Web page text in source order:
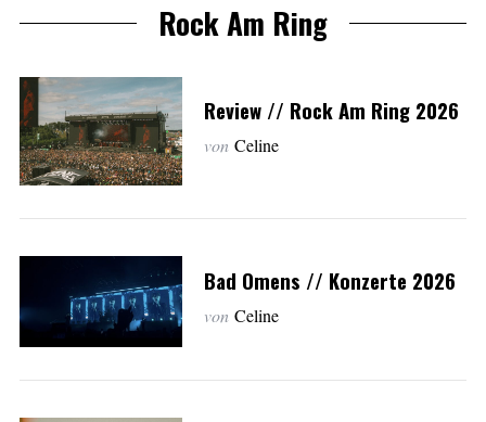
Rock Am Ring
Review // Rock Am Ring 2026
von Celine
Bad Omens // Konzerte 2026
von Celine